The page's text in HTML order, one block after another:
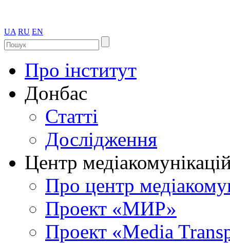
UA RU EN
Про інститут
Донбас
Статті
Дослідження
Центр
Про центр
Проект «МИР»
Проект «Media